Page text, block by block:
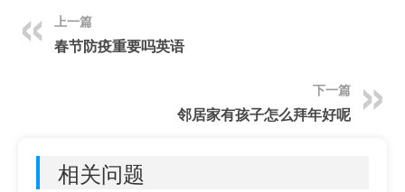
上一篇
春节防疫重要吗英语
下一篇
邻居家有孩子怎么拜年好呢
相关问题